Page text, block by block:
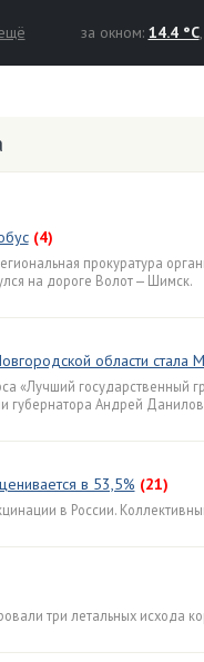
за окном: 14.4 °C
(4)
прокуратура
на дороге Волот — Шимск.
области стала
«Лучший
губернатора Андрей
в 53,5% (21)
в России.
три летальных исхода